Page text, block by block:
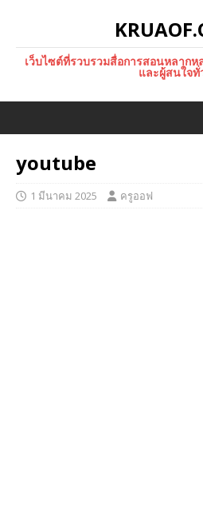
เว็บไซต์ที่รวบรวมสื่อการสอนหลาก
และผู้สนใจทั่
youtube
1 มีนาคม 2025 ครูออฟ